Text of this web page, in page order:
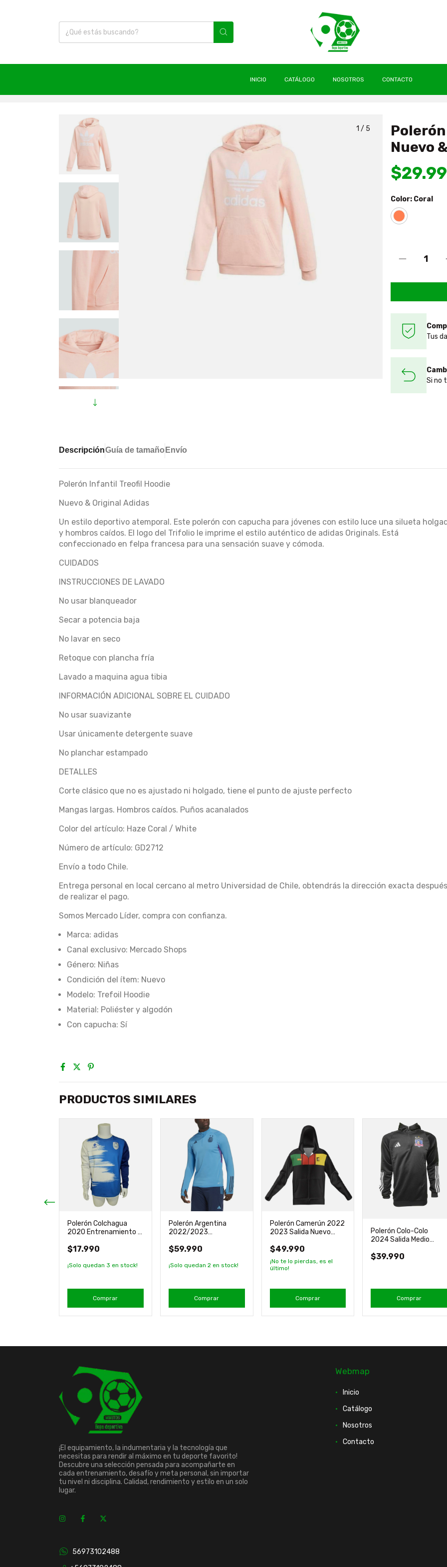
INICIO CATÁLOGO NOSOTROS
CONTACTO
1 / 5
Nuevo
Color: Coral
Tus
Si no
DescripciónGuía de tamaño Envío
Polerón Infantil Treofil Hoodie
Nuevo & Original Adidas
Un estilo deportivo atemporal. Este polerón con capucha para jóvenes con estilo luce una silueta
y hombros caídos. El logo del Trifolio le imprime el estilo auténtico de adidas Originals. Está
confeccionado en felpa francesa para una sensación suave y cómoda.
CUIDADOS
INSTRUCCIONES DE LAVADO
No usar blanqueador
Secar a potencia baja
No lavar en seco
Retoque con plancha fría
Lavado a maquina agua tibia
INFORMACIÓN ADICIONAL SOBRE EL CUIDADO
No usar suavizante
Usar únicamente detergente suave
No planchar estampado
DETALLES
Corte clásico que no es ajustado ni holgado, tiene el punto de ajuste perfecto
Mangas largas. Hombros caídos. Puños acanalados
Color del artículo: Haze Coral / White
Número de artículo: GD2712
Envío a todo Chile.
Entrega personal en local cercano al metro Universidad de Chile, obtendrás la dirección exacta después
de realizar el pago.
Somos Mercado Líder, compra con confianza.
Marca: adidas
Canal exclusivo: Mercado Shops
Género: Niñas
Condición del ítem: Nuevo
Modelo: Trefoil Hoodie
Material: Poliéster y algodón
Con capucha: Sí
PRODUCTOS SIMILARES
Polerón Colchagua
2020 Entrenamiento 2
$17.990
¡Solo quedan 3 en stock!
Comprar
Polerón Argentina
2022/2023
adidas
$59.990
¡Solo quedan 2 en stock!
Comprar
Polerón Camerún 2022
2023 Salida Nuevo
$49.990
¡No te lo pierdas, es el
último!
Comprar
Polerón Colo-Colo
2024 Salida Medio
$39.990
Comprar
¡El equipamiento, la indumentaria y la tecnología que
necesitas para rendir al máximo en tu deporte favorito!
Descubre una selección pensada para acompañarte en
cada entrenamiento, desafío y meta personal, sin importar
tu nivel ni disciplina. Calidad, rendimiento y estilo en un solo
lugar.
56973102488
Webmap
Inicio
Catálogo
Nosotros
Contacto